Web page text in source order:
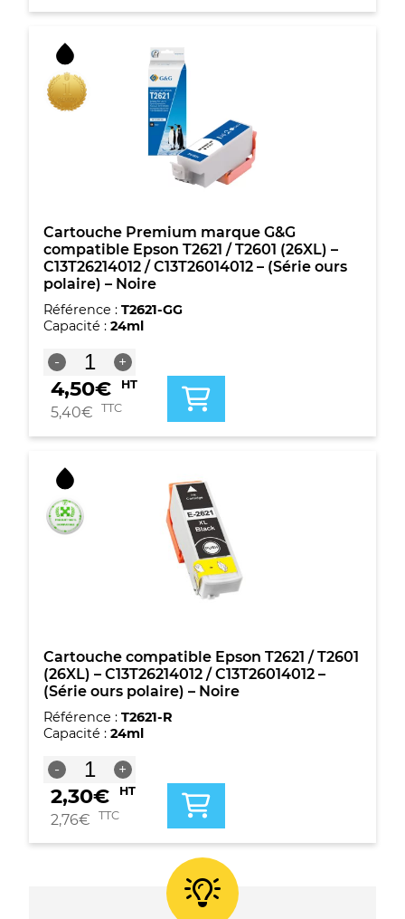
T2631
T2611
(26XL)
-
C13T26314012
C13T26114012
-
Noire
photo
Cartouche Premium marque G&G
compatible Epson T2621 / T2601 (26XL) –
C13T26214012 / C13T26014012 – (Série ours
polaire) – Noire
Référence : T2621-GG
Capacité : 24ml
-
quantité
de
Cartouche
Premium
G&G
Epson
T2621
/
T2601
(Série
ours
polaire)
-
Noire
+
4,50€ HT
5,40€ TTC
Cartouche compatible Epson T2621 / T2601
(26XL) – C13T26214012 / C13T26014012 –
(Série ours polaire) – Noire
Référence : T2621-R
Capacité : 24ml
-
quantité
de
Cartouche
compatible
T2621
+
2,30€ HT
2,76€ TTC